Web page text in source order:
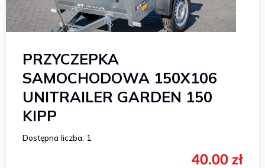
PRZYCZEPKA
SAMOCHODOWA 150X106
UNITRAILER GARDEN 150
KIPP
Dostępna liczba: 1
40.00 zł